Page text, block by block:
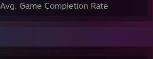
Avg. Game Completion Rate